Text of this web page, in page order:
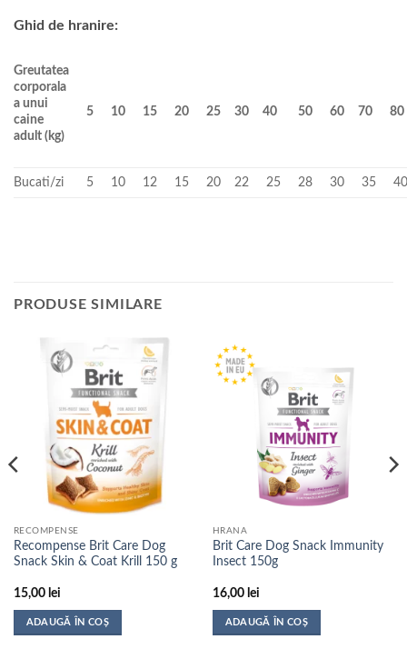
Ghid de hranire:
Greutatea
corporala
a unui
caine
adult (kg)
5 10 15 20 25 30 40 50 60 70 80
Bucati/zi 5 10 12 15 20 22 25 28 30 35
PRODUSE SIMILARE
RECOMPENSE
Recompense Brit Care Dog
Snack Skin & Coat Krill 150 g
15,00 lei
ADAUGĂ ÎN COȘ
HRANA
Brit Care Dog Snack Immunity
Insect 150g
16,00 lei
ADAUGĂ ÎN COȘ